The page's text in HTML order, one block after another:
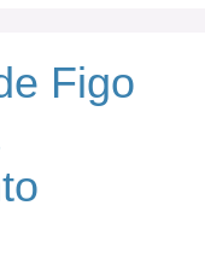
Figo